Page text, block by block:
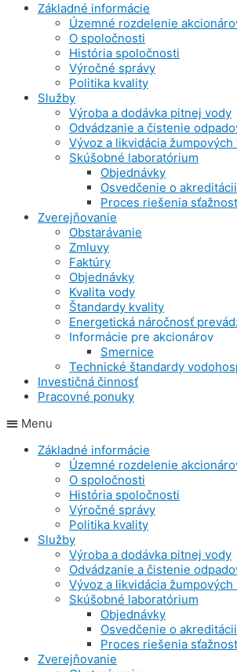
Základné informácie
Územné rozdelenie
O spoločnosti
História spoločnosti
Výročné správy
Politika kvality
Služby
Výroba a dodávka pitnej vody
Odvádzanie a čistenie
Vývoz a likvidácia žumpových
Skúšobné laboratórium
Objednávky
Osvedčenie o akreditácii
Proces riešenia
Zverejňovanie
Obstarávanie
Zmluvy
Faktúry
Objednávky
Kvalita vody
Štandardy kvality
Energetická náročnosť
Informácie pre akcionárov
Smernice
Technické štandardy
Investičná činnosť
Pracovné ponuky
Menu
Základné informácie
Územné rozdelenie
O spoločnosti
História spoločnosti
Výročné správy
Politika kvality
Služby
Výroba a dodávka pitnej vody
Odvádzanie a čistenie
Vývoz a likvidácia žumpových
Skúšobné laboratórium
Objednávky
Osvedčenie o akreditácii
Proces riešenia
Zverejňovanie